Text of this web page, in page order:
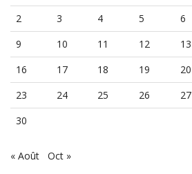
2
3 4 5 6
9
10 11 12 13
16
17 18 19 20
23
24 25 26 27
30
« Août Oct »